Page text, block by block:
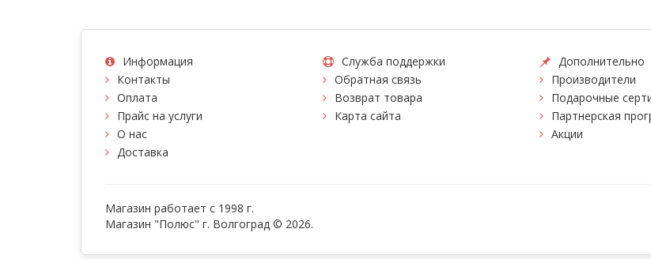
Информация
Контакты
Оплата
Прайс на услуги
О нас
Доставка
Служба поддержки
Обратная связь
Возврат товара
Карта сайта
Дополнительно
Производители
Подарочные
Партнерская
Акции
Магазин работает с 1998 г.
Магазин "Полюс" г. Волгоград © 2026.